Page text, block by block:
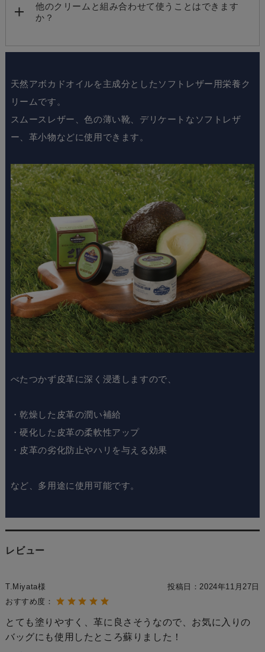
他のクリームと組み合わせて使うことはできます
か？
天然アボカドオイルを主成分としたソフトレザー用栄養ク
リームです。
スムースレザー、色の薄い靴、デリケートなソフトレザ
ー、革小物などに使用できます。
べたつかず皮革に深く浸透しますので、
・乾燥した皮革の潤い補給
・硬化した皮革の柔軟性アップ
・皮革の劣化防止やハリを与える効果
など、多用途に使用可能です。
レビュー
T.Miyata様 投稿日： 2024年11月27日
おすすめ度：
とても塗りやすく、革に良さそうなので、お気に入りの
バッグにも使用したところ蘇りました！